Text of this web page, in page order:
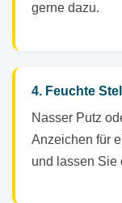
gerne dazu.
4. Feuchte
Nasser Putz
Anzeichen für
und lassen Sie